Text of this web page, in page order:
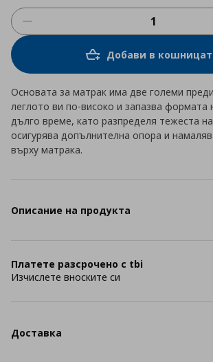
Добави в
Основата за матрак има две големи
леглото ви по-високо и запазва формата
дълго време, като разпределя тежеста
осигурява допълнителна опора и
върху матрака.
Описание на продукта
Платете разсрочено с tbi
Изчислете вноските си
Доставка